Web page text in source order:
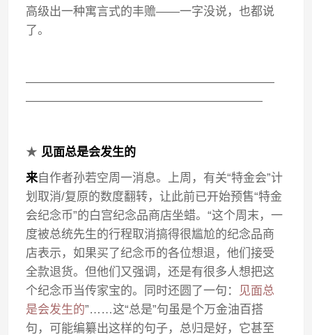
高级出一种寓言式的丰赡——一字没说，也都说
了。
—————————————————————
————————————————————
★ 见面总是会发生的
来自作者孙若空周一消息。上周，有关“特金会”计
划取消/复原的数度翻转，让此前已开始预售“特金
会纪念币”的白宫纪念品商店坐蜡。“这个周末，一
度被总统先生的行程取消搞得很尴尬的纪念品商
店表示，如果买了纪念币的各位想退，他们接受
全款退货。但他们又强调，还是有很多人想把这
个纪念币当传家宝的。同时还圆了一句：
见面总
是会发生的”……这“总是”句虽是个万金油百搭
句，可能编纂出这样的句子，总归是好，它甚至